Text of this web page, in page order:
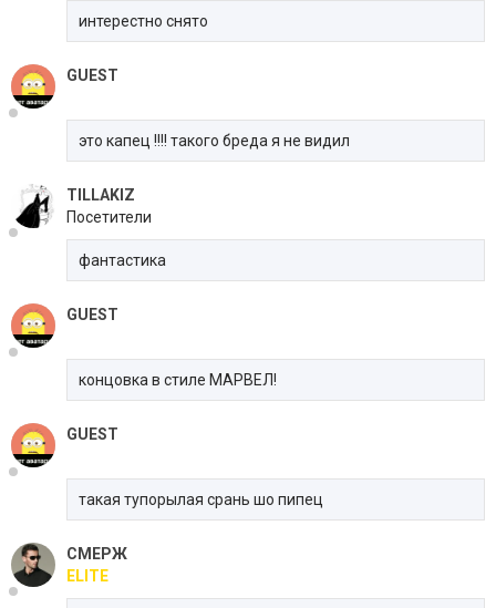
интерестно снято
GUEST
это капец !!!! такого бреда я не видил
TILLAKIZ
Посетители
фантастика
GUEST
концовка в стиле МАРВЕЛ!
GUEST
такая тупорылая срань шо пипец
СМЕРЖ
ELITE